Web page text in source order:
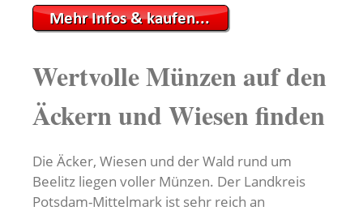
Wertvolle Münzen auf den
Äckern und Wiesen finden
Die Äcker, Wiesen und der Wald rund um
Beelitz liegen voller Münzen. Der Landkreis
Potsdam-Mittelmark ist sehr reich an